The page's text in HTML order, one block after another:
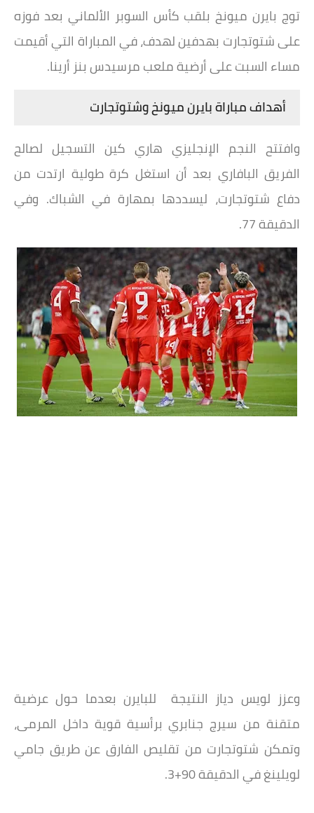
توج بايرن ميونخ بلقب كأس السوبر الألماني بعد فوزه
على شتوتجارت بهدفين لهدف، في المباراة التي أقيمت
مساء السبت على أرضية ملعب مرسيدس بنز أرينا.
أهداف مباراة بايرن ميونخ وشتوتجارت
وافتتح النجم الإنجليزي هاري كين التسجيل لصالح
الفريق البافاري بعد أن استغل كرة طولية ارتدت من
دفاع شتوتجارت، ليسددها بمهارة في الشباك. وفي
الدقيقة 77.
وعزز لويس دياز النتيجة للبايرن بعدما حول عرضية
متقنة من سيرج جنابري برأسية قوية داخل المرمى،
وتمكن شتوتجارت من تقليص الفارق عن طريق جامي
لويلينغ في الدقيقة 90+3.